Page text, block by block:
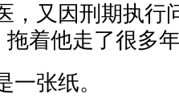
，又因刑期执行
拖着他走了很多
一张纸。